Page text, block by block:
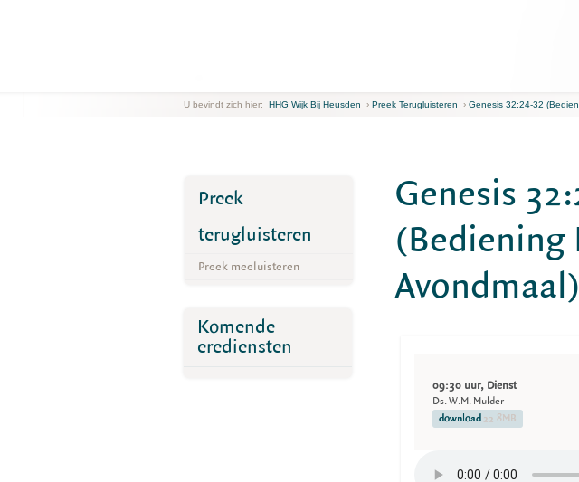
U bevindt zich hier: HHG Wijk Bij Heusden › Preek Terugluisteren › Genesis 32:24-32
Genesis
Avondmaal)
09:30 uur, Dienst
Ds. W.M. Mulder
download 22.8MB
Preek
terugluisteren
Preek meeluisteren
Komende
erediensten